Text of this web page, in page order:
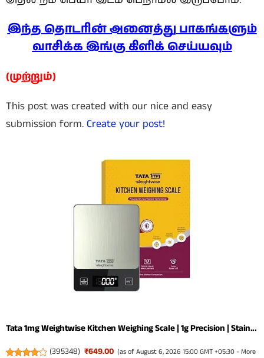
இந்த தொடரின் அனைத்து பாகங்களும்
வாசிக்க இங்கு கிளிக் செய்யவும்
(முற்றும்)
This post was created with our nice and easy
submission form. Create your post!
Tata 1mg Weightwise Kitchen Weighing Scale | 1g Precision | Stain...
(395348) ₹649.00 (as of August 6, 2026 15:00 GMT +05:30 -More